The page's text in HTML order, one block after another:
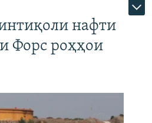
нафти
Форс роҳҳои